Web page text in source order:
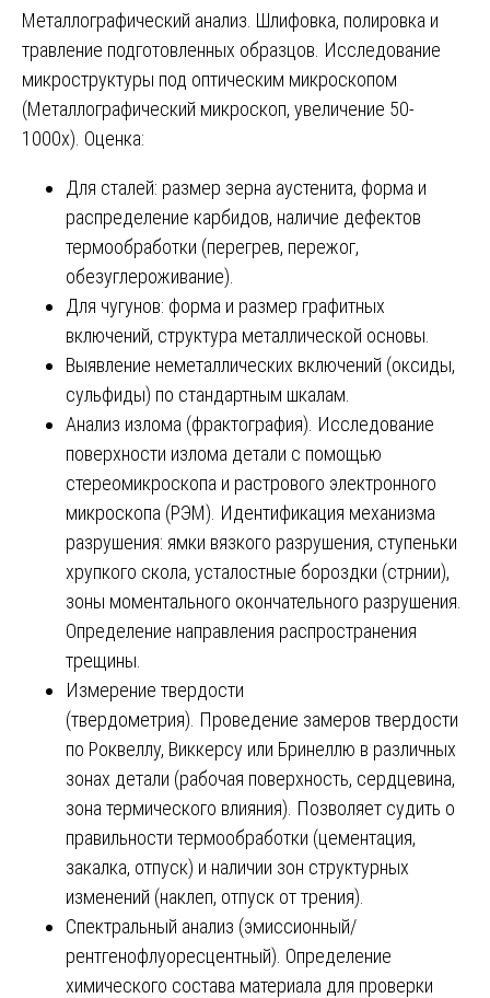
Металлографический анализ. Шлифовка, полировка и
травление подготовленных образцов. Исследование
микроструктуры под оптическим микроскопом
(Металлографический микроскоп, увеличение 50-
1000х). Оценка:
Для сталей: размер зерна аустенита, форма и
распределение карбидов, наличие дефектов
термообработки (перегрев, пережог,
обезуглероживание).
Для чугунов: форма и размер графитных
включений, структура металлической основы.
Выявление неметаллических включений (оксиды,
сульфиды) по стандартным шкалам.
Анализ излома (фрактография). Исследование
поверхности излома детали с помощью
стереомикроскопа и растрового электронного
микроскопа (РЭМ). Идентификация механизма
разрушения: ямки вязкого разрушения, ступеньки
хрупкого скола, усталостные бороздки (стрнии),
зоны моментального окончательного разрушения.
Определение направления распространения
трещины.
Измерение твердости
(твердометрия). Проведение замеров твердости
по Роквеллу, Виккерсу или Бринеллю в различных
зонах детали (рабочая поверхность, сердцевина,
зона термического влияния). Позволяет судить о
правильности термообработки (цементация,
закалка, отпуск) и наличии зон структурных
изменений (наклеп, отпуск от трения).
Спектральный анализ (эмиссионный/
рентгенофлуоресцентный). Определение
химического состава материала для проверки